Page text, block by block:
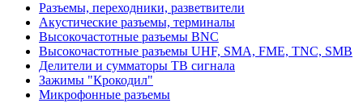
Разъемы, переходники, разветвители
Акустические разъемы, терминалы
Высокочастотные разъемы BNC
Высокочастотные разъемы UHF, SMA, FME, TNC, SMB
Делители и сумматоры ТВ сигнала
Зажимы "Крокодил"
Микрофонные разъемы